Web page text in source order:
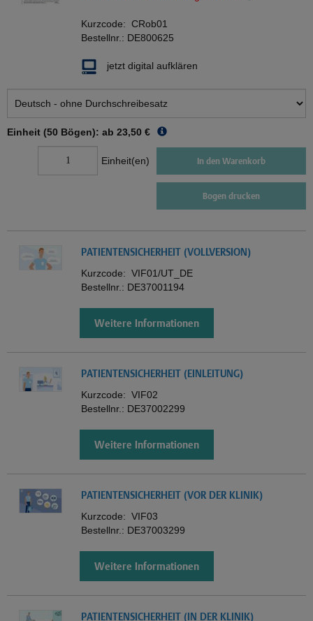
Kurzcode: CRob01
Bestellnr.: DE800625
jetzt digital aufklären
Einheit (50 Bögen): ab 23,50 €
Einheit(en) In den Warenkorb
Bogen drucken
PATIENTENSICHERHEIT (VOLLVERSION)
Kurzcode: VIF01/UT_DE
Bestellnr.: DE37001194
Weitere Informationen
PATIENTENSICHERHEIT (EINLEITUNG)
Kurzcode: VIF02
Bestellnr.: DE37002299
Weitere Informationen
PATIENTENSICHERHEIT (VOR DER KLINIK)
Kurzcode: VIF03
Bestellnr.: DE37003299
Weitere Informationen
PATIENTENSICHERHEIT (IN DER KLINIK)